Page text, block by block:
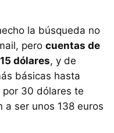
la búsqueda no
pero cuentas de
dólares, y de
básicas hasta
30 dólares te
a ser unos 138 euros